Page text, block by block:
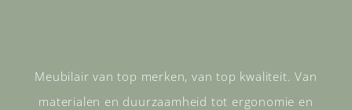
Meubilair van top merken, van top kwaliteit. Van
materialen en duurzaamheid tot ergonomie en